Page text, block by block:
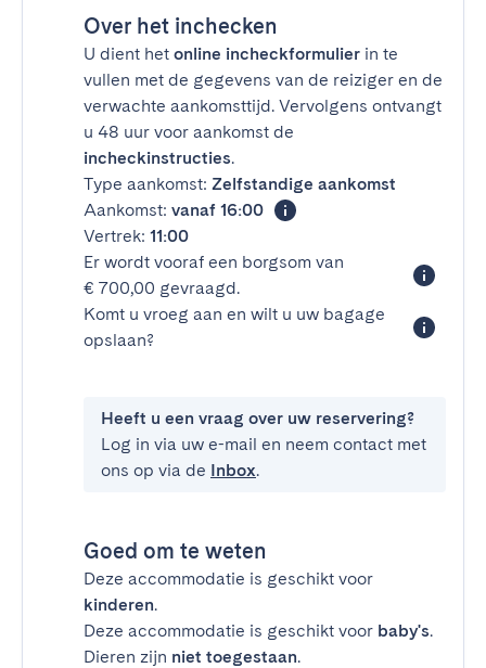
Over het inchecken
U dient het online incheckformulier in te
vullen met de gegevens van de reiziger en de
verwachte aankomsttijd. Vervolgens ontvangt
u 48 uur voor aankomst de
incheckinstructies.
Type aankomst: Zelfstandige aankomst
Aankomst: vanaf 16:00
Vertrek: 11:00
Er wordt vooraf een borgsom van
€ 700,00 gevraagd.
Komt u vroeg aan en wilt u uw bagage
opslaan?
Heeft u een vraag over uw reservering?
Log in via uw e-mail en neem contact met
ons op via de Inbox.
Goed om te weten
Deze accommodatie is geschikt voor
kinderen.
Deze accommodatie is geschikt voor baby's.
Dieren zijn niet toegestaan.